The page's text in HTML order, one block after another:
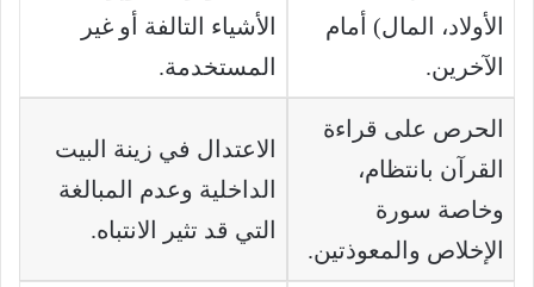
الأولاد، المال) أمام
الآخرين.
الأشياء التالفة أو غير
المستخدمة.
الحرص على قراءة
القرآن بانتظام،
وخاصة سورة
الإخلاص والمعوذتين.
الاعتدال في زينة البيت
الداخلية وعدم المبالغة
التي قد تثير الانتباه.